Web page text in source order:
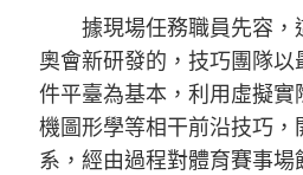
據現場任務職員先容，
奧會新研發的，技巧團隊
件平臺為基本，利用虛擬
機圖形學等相干前沿技巧，
系，經由過程對體育賽事